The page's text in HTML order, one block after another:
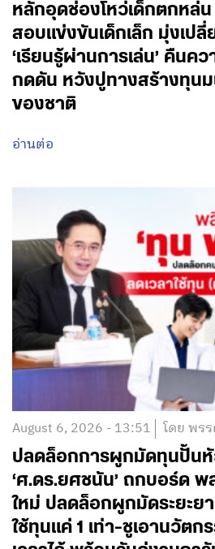
หลักอุดช่องโหว่เด็กตกหล่
สอบแข่งขันเด็กเล็ก มุ่งเปลี่
‘เรียนรู้ผ่านการเล่น’ คืนค
กดดัน หวังปูทางสร้างทุน
ของชาติ
อ่านต่อ
August 6, 2026 - 13:51 โดย พร
ปลดล็อกการผูกมัดทุนปั้นหั
‘ศ.ดร.ยศชนัน’ ถกบอร์ด พ
ใหม่ ปลดล็อกผูกมัดระยะย
ใช้ทุนแค่ 1 เท่า-ชูเอานวัต